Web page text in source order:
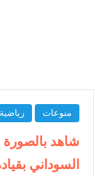
منوعات رياضية
شاهد بالصورة
السوداني